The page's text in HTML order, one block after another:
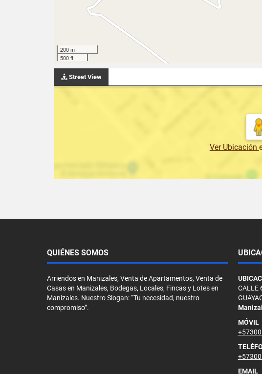
200 m
500 ft
Street View
Ver Ubicación
QUIÉNES SOMOS
Arriendos en Manizales, Venta de Apartamentos, Venta de
Casas en Manizales, Bodegas, Locales, Fincas y Lotes en
Manizales. Nuestro Slogan: “Tu necesidad, nuestro
compromiso”.
CALLE
MÓVIL
EMAIL